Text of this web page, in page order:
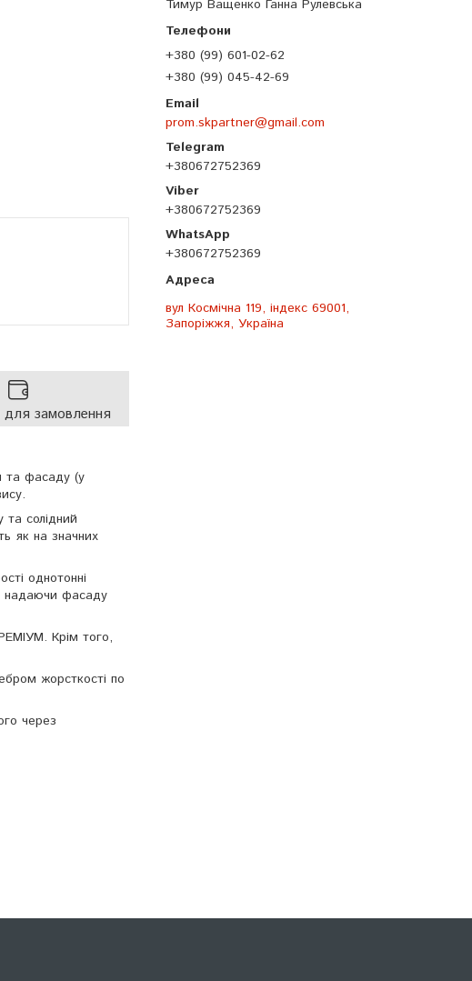
Тимур Ващенко Ганна Рулевська
+380 (99) 601-02-62
+380 (99) 045-42-69
prom.skpartner@gmail.com
+380672752369
+380672752369
+380672752369
вул Космічна 119, індекс 69001,
Запоріжжя, Україна
для замовлення
та фасаду (у
та солідний
як на значних
однотонні
надаючи фасаду
Крім того,
жорсткості по
через